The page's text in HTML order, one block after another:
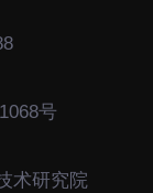
号
术研究院